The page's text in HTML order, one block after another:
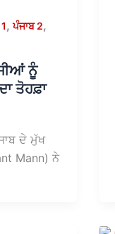
,ਪੰਜਾਬ 2,
ਨੂੰ
ਤੋਹਫ਼ਾ
ਦੇ ਮੁੱਖ
Mann) ਨੇ